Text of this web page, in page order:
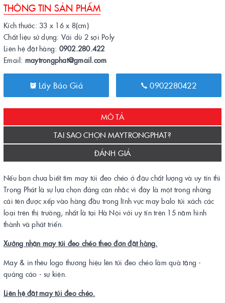
THÔNG TIN SẢN PHẨM
Kích thước: 33 x 16 x 8(cm)
Chất liệu sử dụng: Vải dù 2 sợi Poly
Liên hệ đặt hàng: 0902.280.422
Email: maytrongphat@gmail.com
Lấy Báo Giá 0902280422
MÔ TẢ
TẠI SAO CHỌN MAYTRONGPHAT?
ĐÁNH GIÁ
Nếu bạn chưa biết tìm may túi đeo chéo ở đâu chất lượng và uy tín thì
Trọng Phát là sự lựa chọn đáng cân nhắc vì đây là một trong những
cái tên được xếp vào hàng đầu trong lĩnh vực may balo túi xách các
loại trên thị trường, nhất là tại Hà Nội với uy tín trên 15 năm hình
thành và phát triển.
Xưởng nhận may túi đeo chéo theo đơn đặt hàng.
May & in thêu logo thương hiệu lên túi đeo chéo làm quà tặng -
quảng cáo - sự kiện.
Liên hệ đặt may túi đeo chéo.